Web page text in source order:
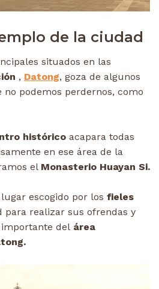
de la ciudad
situados en las
, Datong, goza de algunos
podemos perdernos, como
histórico acapara todas
en ese área de la
el Monasterio Huayan Si.
lugar escogido por los fieles
para realizar sus ofrendas y
importante del área